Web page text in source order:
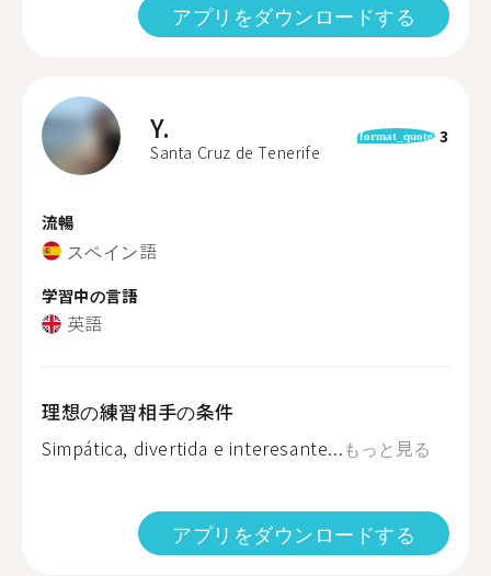
アプリをダウンロードする
Y.
Santa Cruz de Tenerife
format_quote 3
流暢
スペイン語
学習中の言語
英語
理想の練習相手の条件
Simpática, divertida e interesante...もっと見る
アプリをダウンロードする